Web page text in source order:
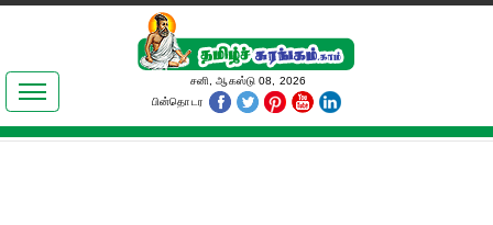
இலக்கியங்கள்
தமிழ் உலகம்
சனி, ஆகஸ்டு 08, 2026
பின்தொடர